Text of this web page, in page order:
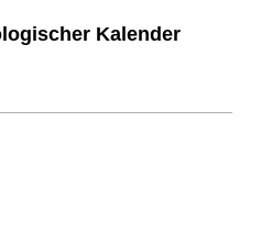
Kalender